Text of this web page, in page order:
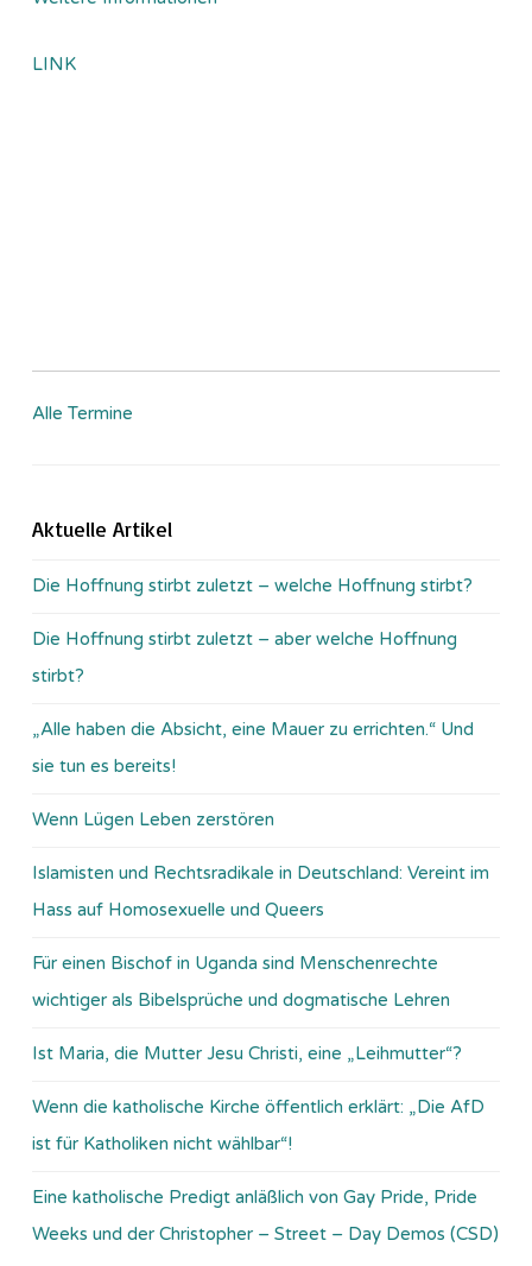
LINK
Alle Termine
Aktuelle Artikel
Die Hoffnung stirbt zuletzt – welche Hoffnung stirbt?
Die Hoffnung stirbt zuletzt – aber welche Hoffnung
stirbt?
„Alle haben die Absicht, eine Mauer zu errichten.“ Und
sie tun es bereits!
Wenn Lügen Leben zerstören
Islamisten und Rechtsradikale in Deutschland: Vereint im
Hass auf Homosexuelle und Queers
Für einen Bischof in Uganda sind Menschenrechte
wichtiger als Bibelsprüche und dogmatische Lehren
Ist Maria, die Mutter Jesu Christi, eine „Leihmutter“?
Wenn die katholische Kirche öffentlich erklärt: „Die AfD
ist für Katholiken nicht wählbar“!
Eine katholische Predigt anläßlich von Gay Pride, Pride
Weeks und der Christopher – Street – Day Demos (CSD)